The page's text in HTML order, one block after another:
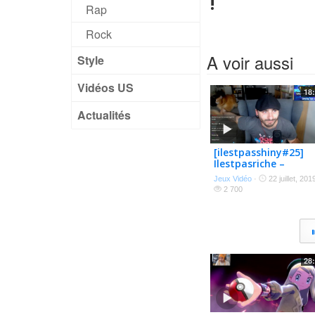
Rap
Rock
Style
Vidéos US
Actualités
A voir aussi
[ilestpasshiny#25]
Ilestpasriche –
Ouverture De Pack
Shadowverse
Jeux Vidéo ·
22 juillet,
2 700